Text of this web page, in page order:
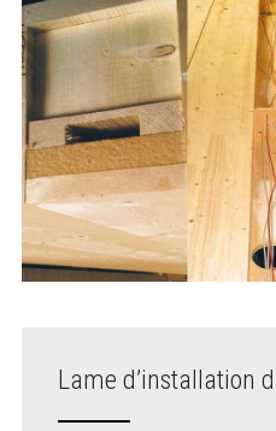
Lame d’installation